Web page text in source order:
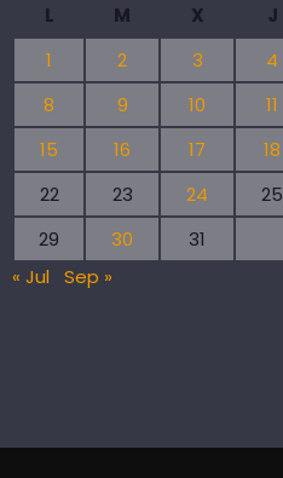
L M X J
1
2 3 4
8
9 10 11
15
16 17 18
22
23 24 25
29
30
31
« Jul
Sep »